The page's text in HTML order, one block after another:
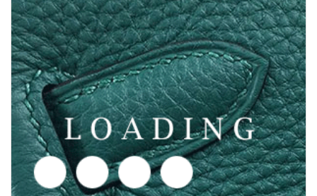
Cena poptávka